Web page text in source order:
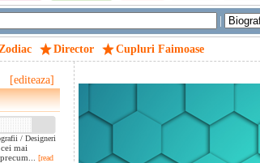
|
Director Cupluri Faimoase
[editeaza]
/ Designeri
mai
[read